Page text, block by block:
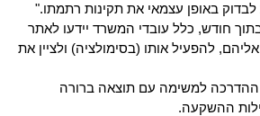
לבדוק באופן עצמאי את תקינות רתמתו."
חודש, כלל עובדי המשרד יידעו לאתר
להפעיל אותו (בסימולציה) ולציין את
ההדרכה למשימה עם תוצאה ברורה
ההשקעה.